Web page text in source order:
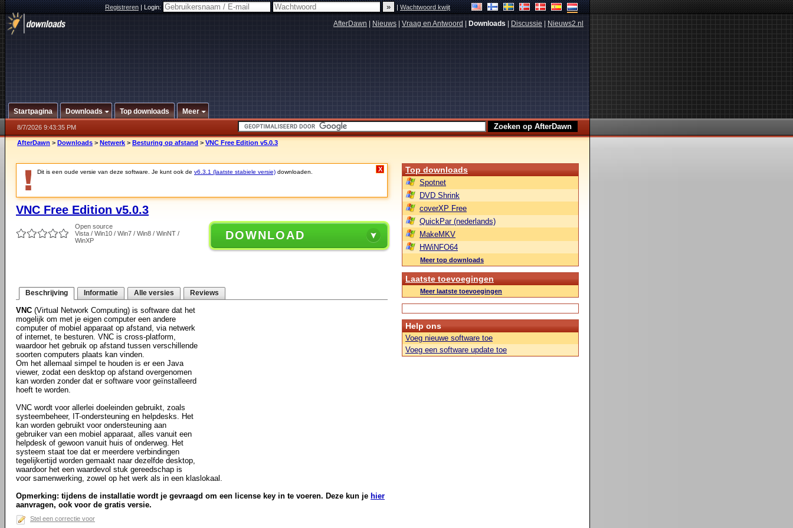
Registreren|Login: |Wachtwoord kwijt
AfterDawn Nieuws Vraag en Antwoord Downloads Discussie Nieuws2.nl
Startpagina Downloads Top downloads Meer
8/7/2026 9:43:35 PM
AfterDawn > Downloads > Netwerk > Besturing op afstand > VNC Free Edition v5.0.3
Dit is een oude versie van deze software. Je kunt ook de v6.3.1 (laatste stabiele versie) downloaden. X
VNC Free Edition v5.0.3
Open source
Vista / Win10 / Win7 / Win8 / WinNT /
WinXP
DOWNLOAD
Beschrijving Informatie Alle versies Reviews
VNC (Virtual Network Computing) is software dat het
mogelijk om met je eigen computer een andere
computer of mobiel apparaat op afstand, via netwerk
of internet, te besturen. VNC is cross-platform,
waardoor het gebruik op afstand tussen verschillende
soorten computers plaats kan vinden.
Om het allemaal simpel te houden is er een Java
viewer, zodat een desktop op afstand overgenomen
kan worden zonder dat er software voor geïnstalleerd
hoeft te worden.
VNC wordt voor allerlei doeleinden gebruikt, zoals
systeembeheer, IT-ondersteuning en helpdesks. Het
kan worden gebruikt voor ondersteuning aan
gebruiker van een mobiel apparaat, alles vanuit een
helpdesk of gewoon vanuit huis of onderweg. Het
systeem staat toe dat er meerdere verbindingen
tegelijkertijd worden gemaakt naar dezelfde desktop,
waardoor het een waardevol stuk gereedschap is
voor samenwerking, zowel op het werk als in een klaslokaal.
Opmerking: tijdens de installatie wordt je gevraagd om een license key in te voeren. Deze kun je hier
aanvragen, ook voor de gratis versie.
Stel een correctie voor
Top downloads
Spotnet
DVD Shrink
coverXP Free
QuickPar (nederlands)
MakeMKV
HWiNFO64
Meer top downloads
Laatste toevoegingen
Meer laatste toevoegingen
Help ons
Voeg nieuwe software toe
Voeg een software update toe